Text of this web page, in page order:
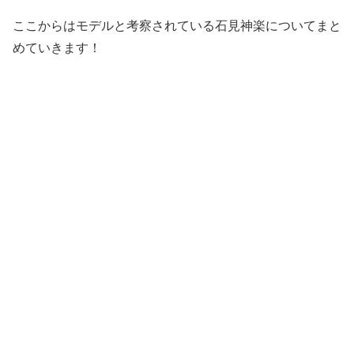
ここからはモデルと考察されている石見神楽についてまと
めていきます！